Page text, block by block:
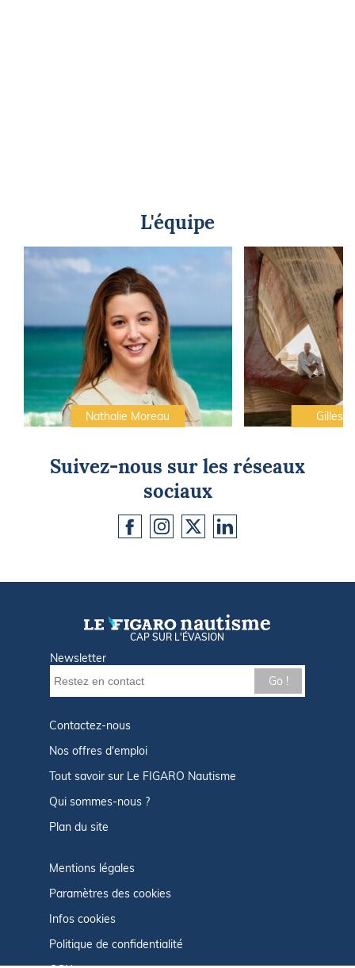
L'équipe
Nathalie Moreau Gilles
Suivez-nous sur les réseaux
sociaux
CAP SUR L'ÉVASION
Newsletter
Go !
Contactez-nous
Nos offres d'emploi
Tout savoir sur Le FIGARO Nautisme
Qui sommes-nous ?
Plan du site
Mentions légales
Paramètres des cookies
Infos cookies
Politique de confidentialité